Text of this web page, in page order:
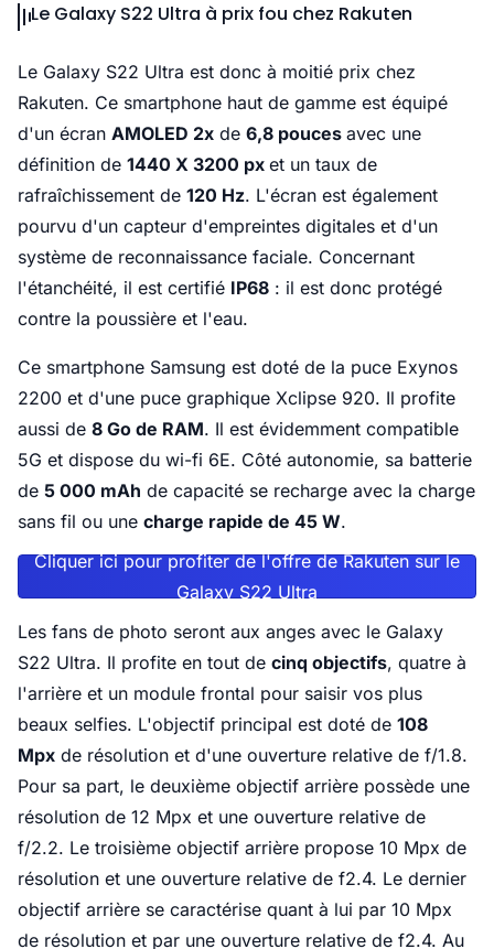
Le Galaxy S22 Ultra à prix fou chez Rakuten
Le Galaxy S22 Ultra est donc à moitié prix chez
Rakuten. Ce smartphone haut de gamme est équipé
d'un écran AMOLED 2x de 6,8 pouces avec une
définition de 1440 X 3200 px et un taux de
rafraîchissement de 120 Hz. L'écran est également
pourvu d'un capteur d'empreintes digitales et d'un
système de reconnaissance faciale. Concernant
l'étanchéité, il est certifié IP68 : il est donc protégé
contre la poussière et l'eau.
Ce smartphone Samsung est doté de la puce Exynos
2200 et d'une puce graphique Xclipse 920. Il profite
aussi de 8 Go de RAM. Il est évidemment compatible
5G et dispose du wi-fi 6E. Côté autonomie, sa batterie
de 5 000 mAh de capacité se recharge avec la charge
sans fil ou une charge rapide de 45 W.
Cliquer ici pour profiter de l'offre de Rakuten sur le
Galaxy S22 Ultra
Les fans de photo seront aux anges avec le Galaxy
S22 Ultra. Il profite en tout de cinq objectifs, quatre à
l'arrière et un module frontal pour saisir vos plus
beaux selfies. L'objectif principal est doté de 108
Mpx de résolution et d'une ouverture relative de f/1.8.
Pour sa part, le deuxième objectif arrière possède une
résolution de 12 Mpx et une ouverture relative de
f/2.2. Le troisième objectif arrière propose 10 Mpx de
résolution et une ouverture relative de f2.4. Le dernier
objectif arrière se caractérise quant à lui par 10 Mpx
de résolution et par une ouverture relative de f2.4. Au